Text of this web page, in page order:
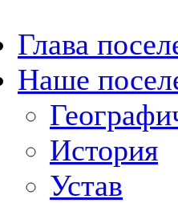
Глава
Наше
История
Устав